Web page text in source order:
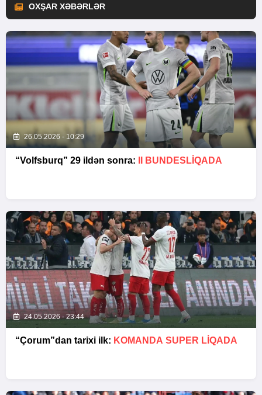
OXŞAR XƏBƏRLƏR
26.05.2026 - 10:29
“Volfsburq” 29 ildən sonra: II BUNDESLİQADA
24.05.2026 - 23:44
“Çorum”dan tarixi ilk: KOMANDA SUPER LIQADA